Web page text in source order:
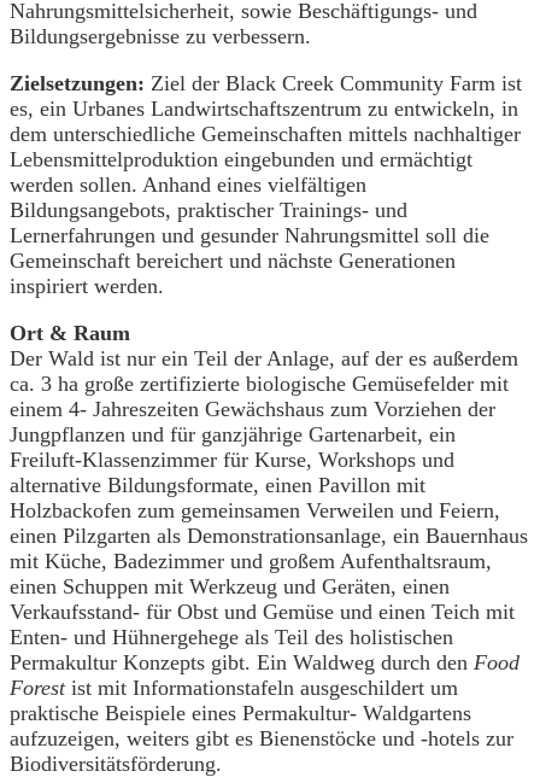
Nahrungsmittelsicherheit, sowie Beschäftigungs- und
Bildungsergebnisse zu verbessern.
Zielsetzungen: Ziel der Black Creek Community Farm ist
es, ein Urbanes Landwirtschaftszentrum zu entwickeln, in
dem unterschiedliche Gemeinschaften mittels nachhaltiger
Lebensmittelproduktion eingebunden und ermächtigt
werden sollen. Anhand eines vielfältigen
Bildungsangebots, praktischer Trainings- und
Lernerfahrungen und gesunder Nahrungsmittel soll die
Gemeinschaft bereichert und nächste Generationen
inspiriert werden.
Ort & Raum
Der Wald ist nur ein Teil der Anlage, auf der es außerdem
ca. 3 ha große zertifizierte biologische Gemüsefelder mit
einem 4- Jahreszeiten Gewächshaus zum Vorziehen der
Jungpflanzen und für ganzjährige Gartenarbeit, ein
Freiluft-Klassenzimmer für Kurse, Workshops und
alternative Bildungsformate, einen Pavillon mit
Holzbackofen zum gemeinsamen Verweilen und Feiern,
einen Pilzgarten als Demonstrationsanlage, ein Bauernhaus
mit Küche, Badezimmer und großem Aufenthaltsraum,
einen Schuppen mit Werkzeug und Geräten, einen
Verkaufsstand- für Obst und Gemüse und einen Teich mit
Enten- und Hühnergehege als Teil des holistischen
Permakultur Konzepts gibt. Ein Waldweg durch den Food
Forestist mit Informationstafeln ausgeschildert um
praktische Beispiele eines Permakultur- Waldgartens
aufzuzeigen, weiters gibt es Bienenstöcke und -hotels zur
Biodiversitätsförderung.